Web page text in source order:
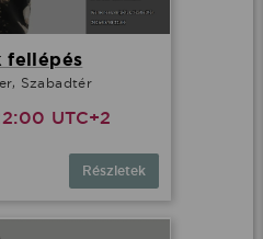
fellépés
Szabadtér
UTC+2
Részletek